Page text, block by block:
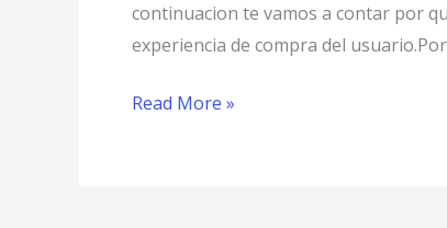
continuacion te vamos a contar por
experiencia de compra del
Conviene
Read More »